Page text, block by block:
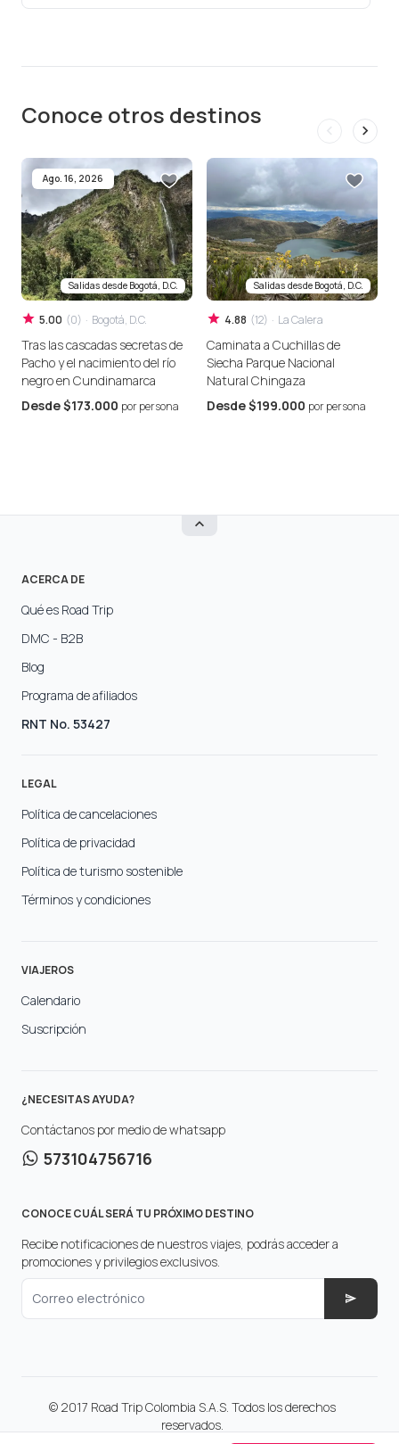
Conoce otros destinos
Ago. 16, 2026
Salidas desde Bogotá, D.C.
5.00 (0) · Bogotá, D.C.
Tras las cascadas secretas de
Pacho y el nacimiento del río
negro en Cundinamarca
Desde$173.000 por persona
Salidas desde Bogotá, D.C.
4.88 (12) · La Calera
Caminata a Cuchillas de
Siecha Parque Nacional
Natural Chingaza
Desde$199.000 por persona
ACERCA DE
Qué es Road Trip
DMC - B2B
Blog
Programa de afiliados
RNT No. 53427
LEGAL
Política de cancelaciones
Política de privacidad
Política de turismo sostenible
Términos y condiciones
VIAJEROS
Calendario
Suscripción
¿NECESITAS AYUDA?
Contáctanos por medio de whatsapp
573104756716
CONOCE CUÁL SERÁ TU PRÓXIMO DESTINO
Recibe notificaciones de nuestros viajes, podrás acceder a
promociones y privilegios exclusivos.
Correo electrónico
© 2017 Road Trip Colombia S.A.S. Todos los derechos
reservados.